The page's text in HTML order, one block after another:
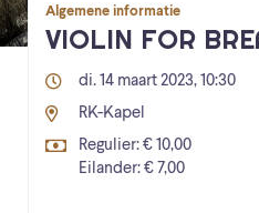
Algemene informatie
VIOLIN FOR
di. 14 maart 2023, 10:30
RK-Kapel
Regulier: € 10,00
Eilander: € 7,00